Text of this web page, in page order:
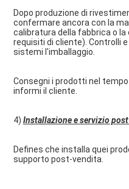
Dopo produzione di
confermare ancora con la
calibratura della fabbrica o
requisiti di cliente). Controlli
sistemi l'imballaggio.
Consegni i prodotti nel
informi il cliente.
4) Installazione e servizio
Defines che installa quei
supporto post-vendita.